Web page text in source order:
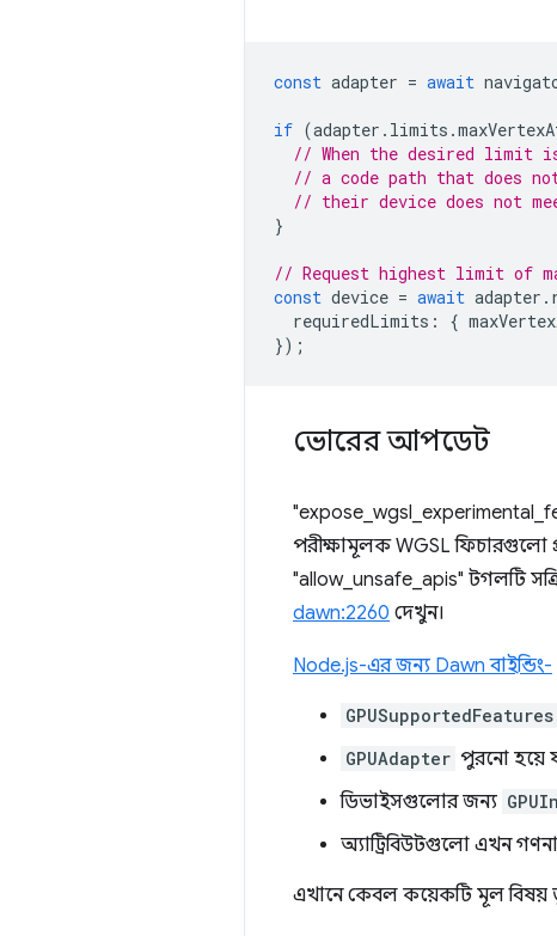
const adapter = await
if (adapter . limits .
// When the desired limit
// a code path that does
// their device does not
}
// Request highest limit of
const device = await adapter .
requiredLimits : {
});
ভোরের আপডেট
পরীক্ষামূলক WGSL
"allow_unsafe_apis" টগলটি
dawn:2260 দেখুন।
Node.js-এর জন্য Dawn বাইন্ডিং-
GPUAdapter পুরনো হয়ে
ডিভাইসগুলোর জন্য
অ্যাট্রিবিউটগুলো এখন
এখানে কেবল কয়েকটি মূল বিষয়